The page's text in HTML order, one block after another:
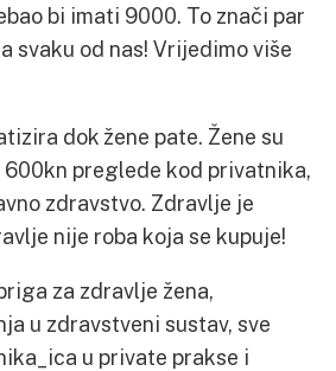
bi imati 9000. To znači par
svaku od nas! Vrijedimo više
dok žene pate. Žene su
preglede kod privatnika,
zdravstvo. Zdravlje je
nije roba koja se kupuje!
za zdravlje žena,
u zdravstveni sustav, sve
u private prakse i